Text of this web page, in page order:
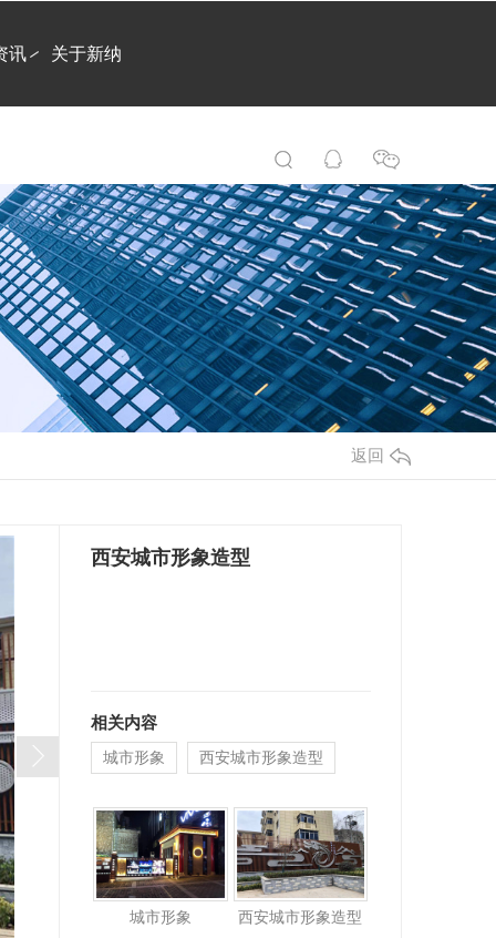
讯 关于新纳
返回
西安城市形象造型
相关内容
城市形象 西安城市形象造型
城市形象 西安城市形象造型